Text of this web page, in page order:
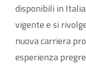
disponibili in
vigente e si
nuova carriera
esperienza